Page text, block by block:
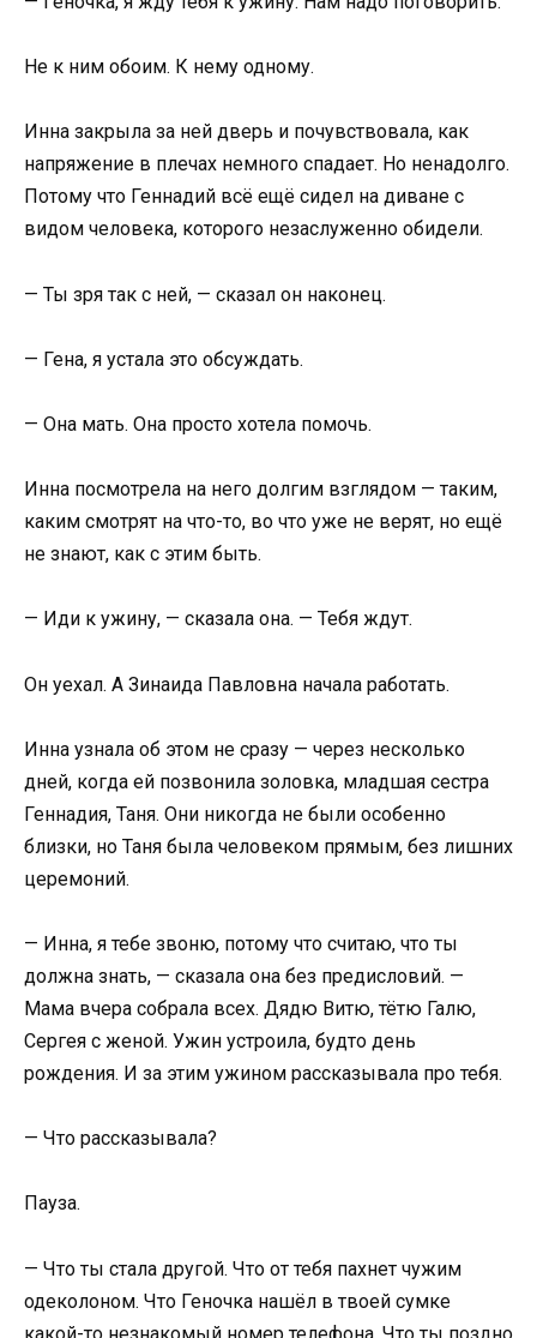
Не к ним обоим. К нему одному.
Инна закрыла за ней дверь и почувствовала, как
напряжение в плечах немного спадает. Но ненадолго.
Потому что Геннадий всё ещё сидел на диване с
видом человека, которого незаслуженно обидели.
— Ты зря так с ней, — сказал он наконец.
— Гена, я устала это обсуждать.
— Она мать. Она просто хотела помочь.
Инна посмотрела на него долгим взглядом — таким,
каким смотрят на что-то, во что уже не верят, но ещё
не знают, как с этим быть.
— Иди к ужину, — сказала она. — Тебя ждут.
Он уехал. А Зинаида Павловна начала работать.
Инна узнала об этом не сразу — через несколько
дней, когда ей позвонила золовка, младшая сестра
Геннадия, Таня. Они никогда не были особенно
близки, но Таня была человеком прямым, без лишних
церемоний.
— Инна, я тебе звоню, потому что считаю, что ты
должна знать, — сказала она без предисловий. —
Мама вчера собрала всех. Дядю Витю, тётю Галю,
Сергея с женой. Ужин устроила, будто день
рождения. И за этим ужином рассказывала про тебя.
— Что рассказывала?
Пауза.
— Что ты стала другой. Что от тебя пахнет чужим
одеколоном. Что Геночка нашёл в твоей сумке
какой-то незнакомый номер телефона. Что ты поздно